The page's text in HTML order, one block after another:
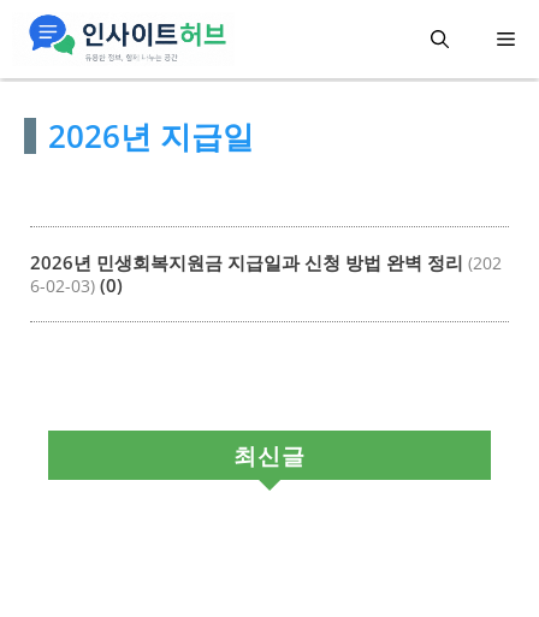
메
2026년 지급일
2026년 민생회복지원금 지급일과 신청 방법 완벽 정리 (202
6-02-03) (0)
최신글